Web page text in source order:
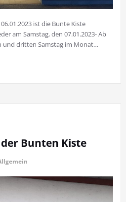
ist die Bunte Kiste
am Samstag, den 07.01.2023- Ab
und dritten Samstag im Monat…
Bunten Kiste